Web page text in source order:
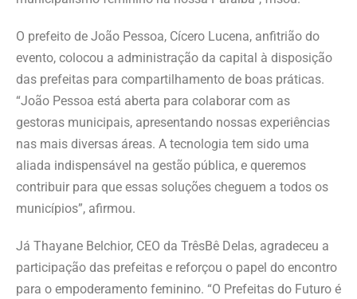
O prefeito de João Pessoa, Cícero Lucena, anfitrião do
evento, colocou a administração da capital à disposição
das prefeitas para compartilhamento de boas práticas.
“João Pessoa está aberta para colaborar com as
gestoras municipais, apresentando nossas experiências
nas mais diversas áreas. A tecnologia tem sido uma
aliada indispensável na gestão pública, e queremos
contribuir para que essas soluções cheguem a todos os
municípios”, afirmou.
Já Thayane Belchior, CEO da TrêsBê Delas, agradeceu a
participação das prefeitas e reforçou o papel do encontro
para o empoderamento feminino. “O Prefeitas do Futuro é